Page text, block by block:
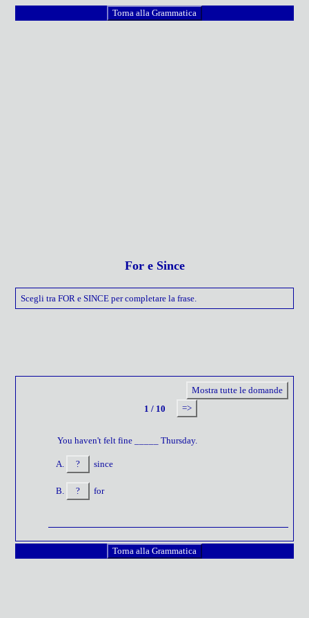
Torna alla Grammatica
For e Since
Scegli tra FOR e SINCE per completare la frase.
Mostra tutte le domande
1 / 10
=>
You haven't felt fine _____ Thursday.
? since
? for
Torna alla Grammatica